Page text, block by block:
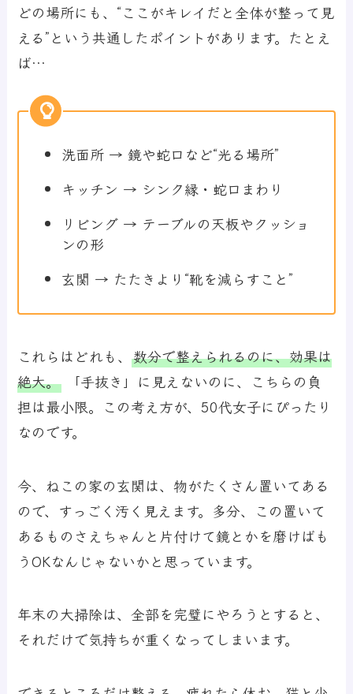
どの場所にも、“ここがキレイだと全体が整って見
える”という共通したポイントがあります。たとえ
ば…
洗面所 → 鏡や蛇口など“光る場所”
キッチン → シンク縁・蛇口まわり
リビング → テーブルの天板やクッショ
ンの形
玄関 → たたきより“靴を減らすこと”
これらはどれも、数分で整えられるのに、効果は
絶大。 「手抜き」に見えないのに、こちらの負
担は最小限。この考え方が、50代女子にぴったり
なのです。
今、ねこの家の玄関は、物がたくさん置いてある
ので、すっごく汚く見えます。多分、この置いて
あるものさえちゃんと片付けて鏡とかを磨けばも
うOKなんじゃないかと思っています。
年末の大掃除は、全部を完璧にやろうとすると、
それだけで気持ちが重くなってしまいます。